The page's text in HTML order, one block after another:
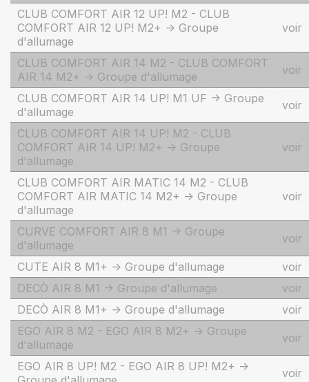
CLUB COMFORT AIR 12 UP! M2 - CLUB
COMFORT AIR 12 UP! M2+ -> Groupe
d'allumage
voir
CLUB COMFORT AIR 14 M2 - CLUB COMFORT
AIR 14 M2+ -> Groupe d'allumage
voir
CLUB COMFORT AIR 14 UP! M1 UF -> Groupe
d'allumage
voir
CLUB COMFORT AIR 14 UP! M2 - CLUB
COMFORT AIR 14 UP! M2+ -> Groupe
d'allumage
voir
CLUB COMFORT AIR MATIC 14 M2 - CLUB
COMFORT AIR MATIC 14 M2+ -> Groupe
d'allumage
voir
CURVE COMFORT AIR 8 M1 -> Groupe
d'allumage
voir
CUTE AIR 8 M1+ -> Groupe d'allumage
voir
DECÒ AIR 8 M1 -> Groupe d'allumage
voir
DECÒ AIR 8 M1+ -> Groupe d'allumage
voir
EGO AIR 8 M2 - EGO AIR 8 M2+ -> Groupe
d'allumage
voir
EGO AIR 8 UP! M2 - EGO AIR 8 UP! M2+ ->
voir